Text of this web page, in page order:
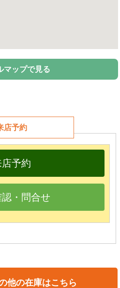
マップで見る
店予約
予約
・問合せ
他の在庫はこちら